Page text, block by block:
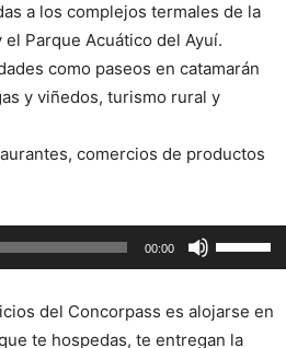
a los complejos termales de la
Parque Acuático del Ayuí.
como paseos en catamarán
y viñedos, turismo rural y
comercios de productos
00:00
t
l
del Concorpass es alojarse en
te hospedas, te entregan la